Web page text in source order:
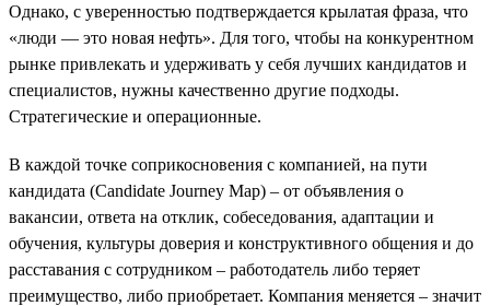
Однако, с уверенностью подтверждается крылатая фраза, что
«люди — это новая нефть». Для того, чтобы на конкурентном
рынке привлекать и удерживать у себя лучших кандидатов и
специалистов, нужны качественно другие подходы.
Стратегические и операционные.
В каждой точке соприкосновения с компанией, на пути
кандидата (Candidate Journey Map) – от объявления о
вакансии, ответа на отклик, собеседования, адаптации и
обучения, культуры доверия и конструктивного общения и до
расставания с сотрудником – работодатель либо теряет
преимущество, либо приобретает. Компания меняется – значит